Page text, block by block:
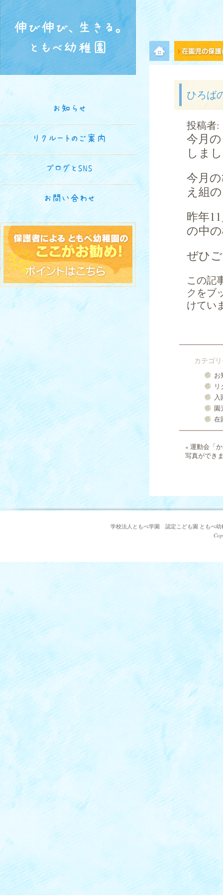
伸び伸び、生きる。
ともべ幼稚園
メニュー項目
ひろば
投稿者:
今月
しま
今月の
え組
昨年
の中
ぜひ
この記
クをブ
けてい
カテゴ
お
入
園
在
« 運動会「
写真ができ
お知らせ
リクルートのご案内
ブログとSNS
お問い合わせ
学校法人ともべ学園 認定こども園 ともべ